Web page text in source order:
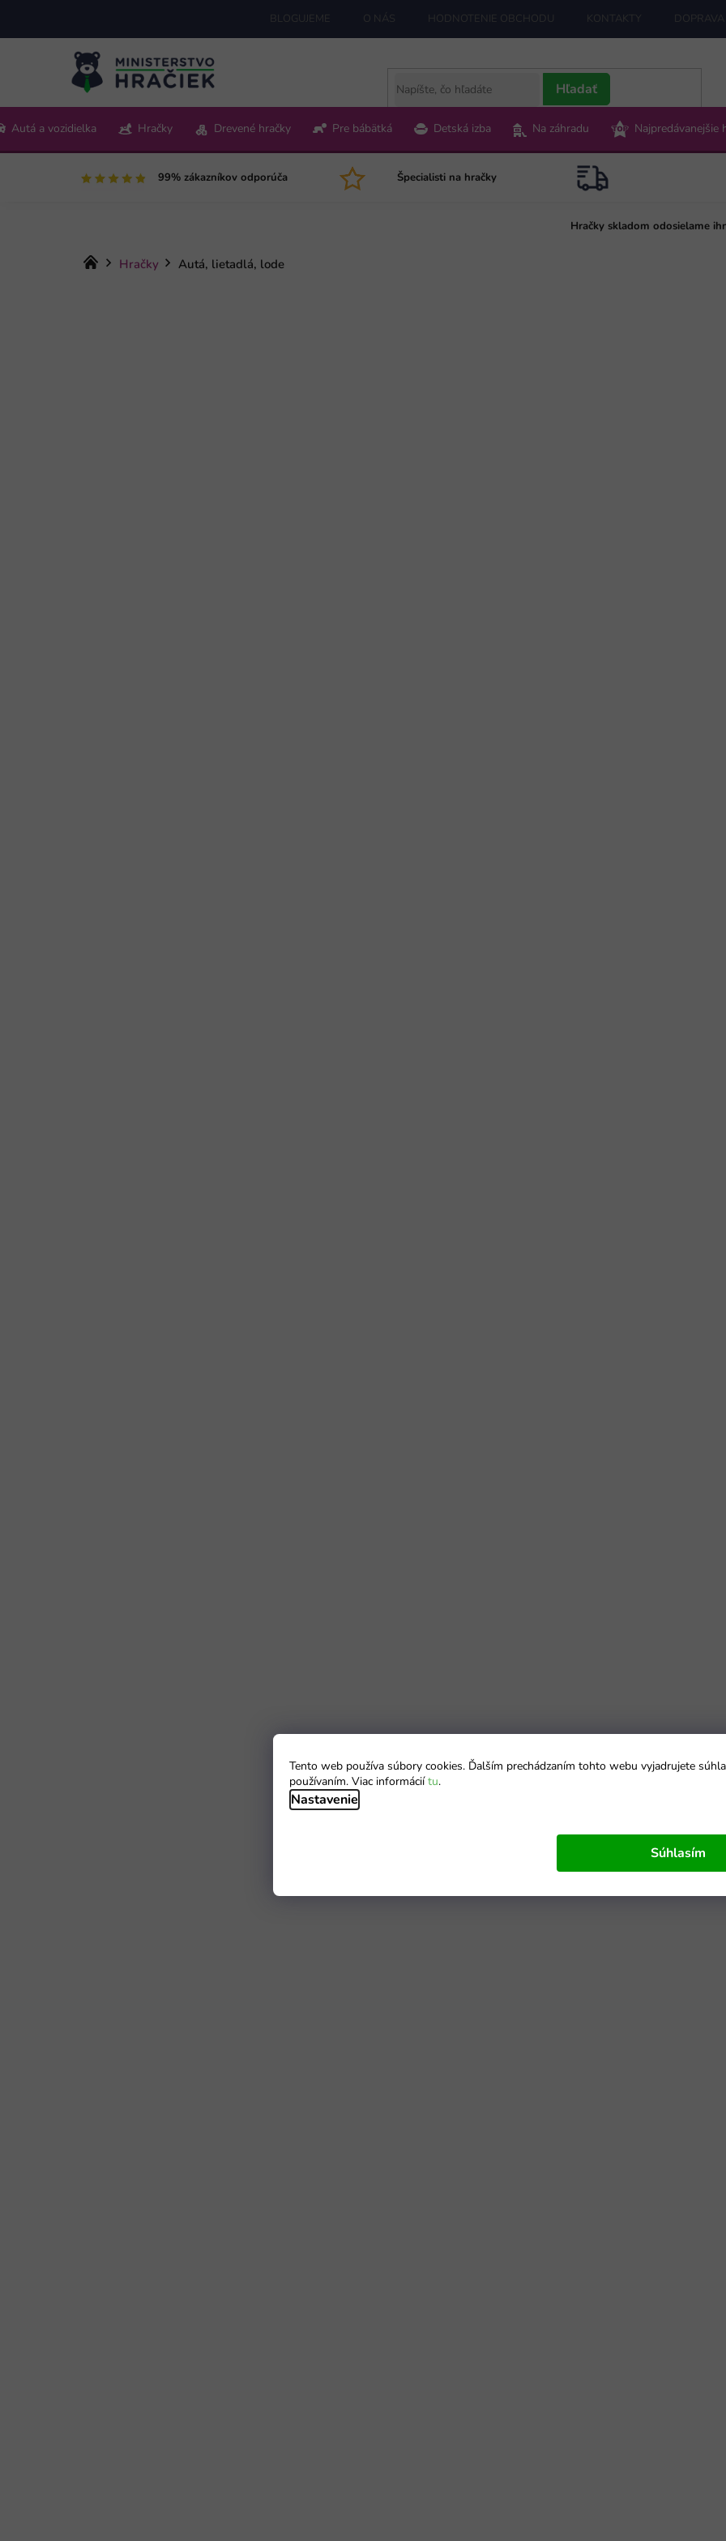
Tento web používa súbory cookies. Ďalším prechádzaním tohto webu vyjadrujete
používaním. Viac informáciítu.
Nastavenie
Súhlasím
obsah
BLOGUJEME O NÁS HODNOTENIE OBCHODU KONTAKTY
Pon-Pia 9:00-15:00
Hľadať
Autá a vozidielka Hračky Drevené hračky Pre bábätká Detská izba Na záhradu Najpredávanejšie
99% zákazníkov odporúča Špecialisti na hračky
Hračky skladom odosielame
Domov
Hračky Autá, lietadlá, lode